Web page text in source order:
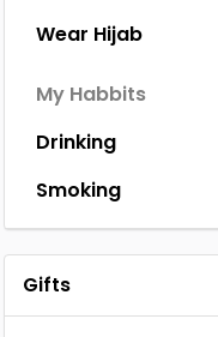
Wear Hijab
My Habbits
Drinking
Smoking
Gifts